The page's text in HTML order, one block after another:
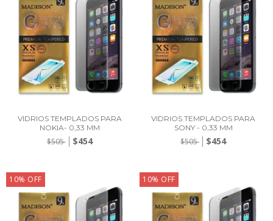
VIDRIOS TEMPLADOS PARA
NOKIA- 0,33 MM
$505 $454
VIDRIOS TEMPLADOS PARA
SONY - 0,33 MM
$505 $454
10% OFF 10% OFF